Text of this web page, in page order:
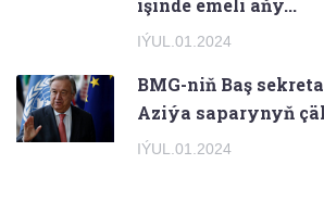
işinde emeli aňy...
IÝUL.01.2024
BMG-niň Baş
Aziýa saparynyň
IÝUL.01.2024